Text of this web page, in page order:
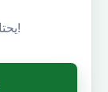
يحتاج البيت إلى إصلاحات! مصلح ، دعنا نذهب!